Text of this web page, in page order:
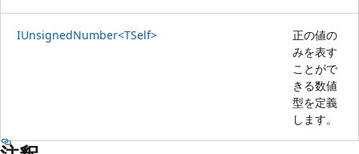
IUnsignedNumber<TSelf>
正の値の
みを表す
ことがで
きる数値
型を定義
します。